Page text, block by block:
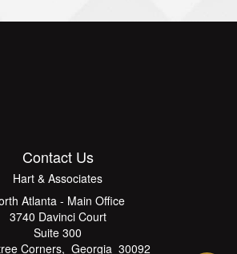
Contact Us
Hart & Associates
Atlanta - Main Office
3740 Davinci Court
Suite 300
Corners, Georgia 30092